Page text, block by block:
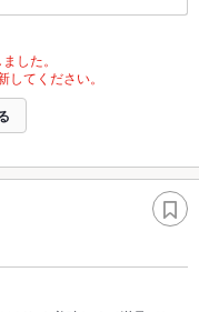
した。
てください。